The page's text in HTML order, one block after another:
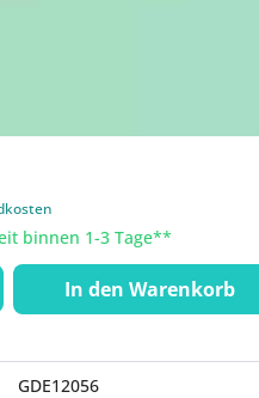
binnen 1-3 Tage**
In den Warenkorb
GDE12056